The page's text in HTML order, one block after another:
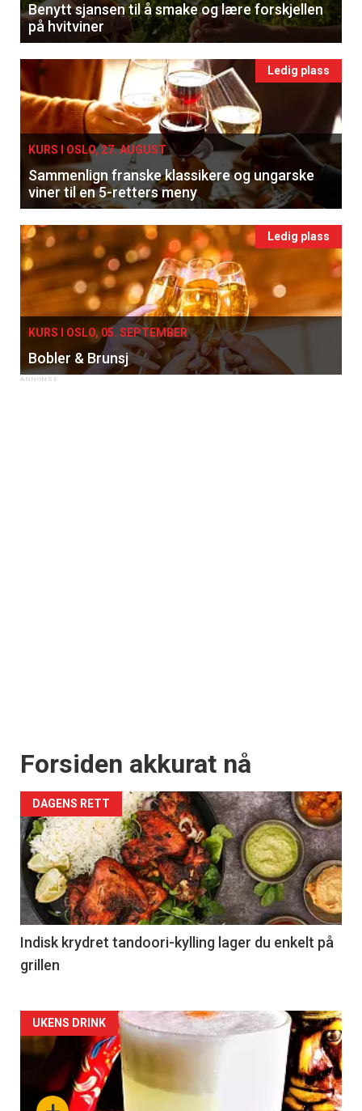
Benytt sjansen til å smake og lære forskjellen
på hvitviner
Ledig plass
KURS I OSLO, 27. AUGUST
Sammenlign franske klassikere og ungarske
viner til en 5-retters meny
Ledig plass
KURS I OSLO, 05. SEPTEMBER
Bobler & Brunsj
Forsiden akkurat nå
DAGENS RETT
Indisk krydret tandoori-kylling lager du enkelt på
grillen
Forsiden
akkurat
nå
UKENS DRINK